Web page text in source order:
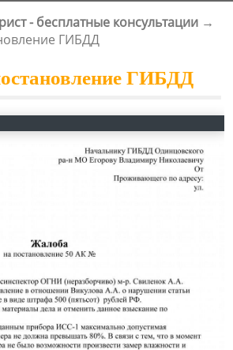
- бесплатные консультации →
ГИБДД
ГИБДД